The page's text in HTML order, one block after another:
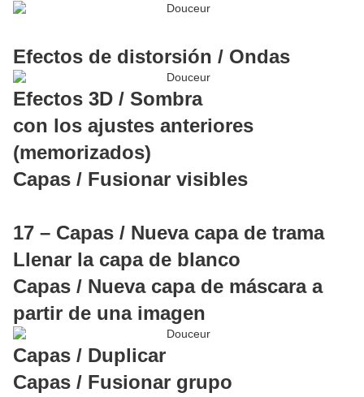
Efectos de distorsión / Ondas
Efectos 3D / Sombra
con los ajustes anteriores
(memorizados)
Capas / Fusionar visibles
17 – Capas / Nueva capa de trama
Llenar la capa de blanco
Capas / Nueva capa de máscara a
partir de una imagen
Capas / Duplicar
Capas / Fusionar grupo